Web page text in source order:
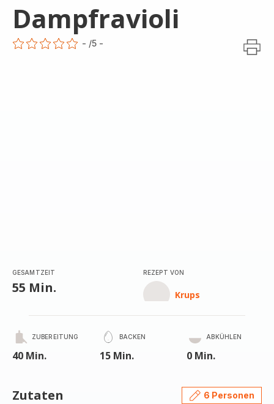
Dampfravioli
- /5 -
GESAMTZEIT
55 Min.
REZEPT VON
Krups
ZUBEREITUNG
40 Min.
BACKEN
15 Min.
ABKÜHLEN
0 Min.
Zutaten 6 Personen